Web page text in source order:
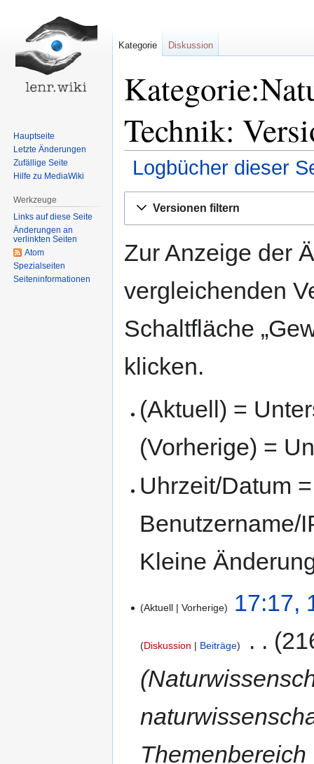
Technik:
Logbücher dieser
Navigation
Suche
Versionen filtern
Zur Anzeige der
vergleichenden
Schaltfläche
klicken.
(Aktuell) =
(Vorherige) =
Uhrzeit/Datum
Benutzername/
Kleine
Aktuell Vorherige 17:17,
Diskussion Beiträge
Kategorie Diskussion
Hauptseite
Letzte Änderungen
Zufällige Seite
Hilfe zu MediaWiki
Werkzeuge
Links auf diese Seite
Änderungen an
verlinkten Seiten
Atom
Spezialseiten
Seiten­informationen